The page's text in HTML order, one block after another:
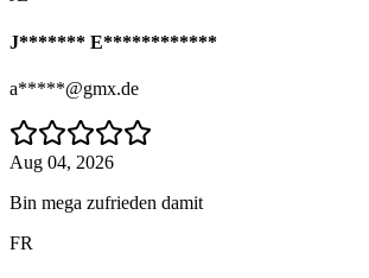
J******* E************
a*****@gmx.de
Aug 04, 2026
Bin mega zufrieden damit
FR